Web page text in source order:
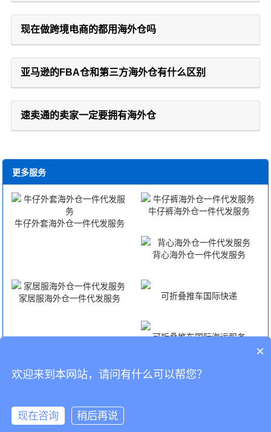
现在做跨境电商的都用海外仓吗
亚马逊的FBA仓和第三方海外仓有什么区别
速卖通的卖家一定要拥有海外仓
更多服务
牛仔外套海外仓一件代发服务
牛仔裤海外仓一件代发服务
背心海外仓一件代发服务
家居服海外仓一件代发服务 可折叠推车国际快递
可折叠推车国际海运服务
可折叠推车国际空运服务 可折叠推车FBA头程
CopyRight © 深圳市韬博供应链有限公司
×
欢迎来到本网站，请问有什么可以帮您？
现在咨询 稍后再说